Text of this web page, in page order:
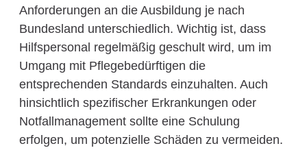
Anforderungen an die Ausbildung je nach
Bundesland unterschiedlich. Wichtig ist, dass
Hilfspersonal regelmäßig geschult wird, um im
Umgang mit Pflegebedürftigen die
entsprechenden Standards einzuhalten. Auch
hinsichtlich spezifischer Erkrankungen oder
Notfallmanagement sollte eine Schulung
erfolgen, um potenzielle Schäden zu vermeiden.